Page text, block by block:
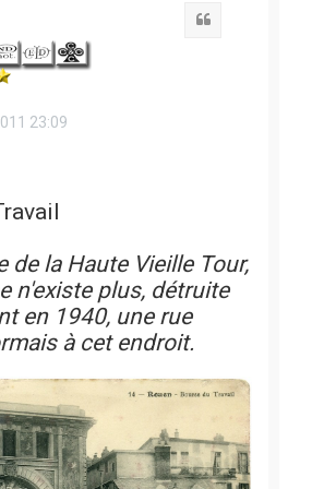
23:09
de la Haute Vieille Tour,
n'existe plus, détruite
en 1940, une rue
à cet endroit.